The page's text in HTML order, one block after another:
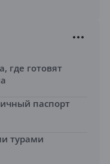
где готовят
паспорт
турами